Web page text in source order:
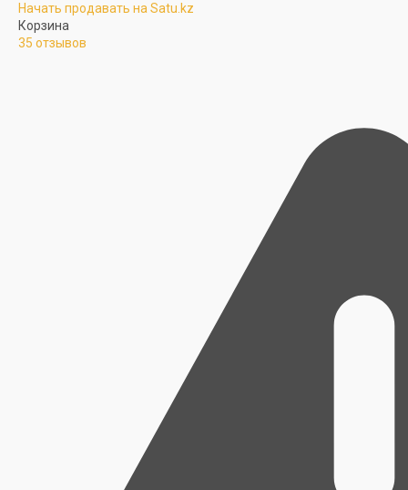
Начать продавать на Satu.kz
Корзина
35 отзывов